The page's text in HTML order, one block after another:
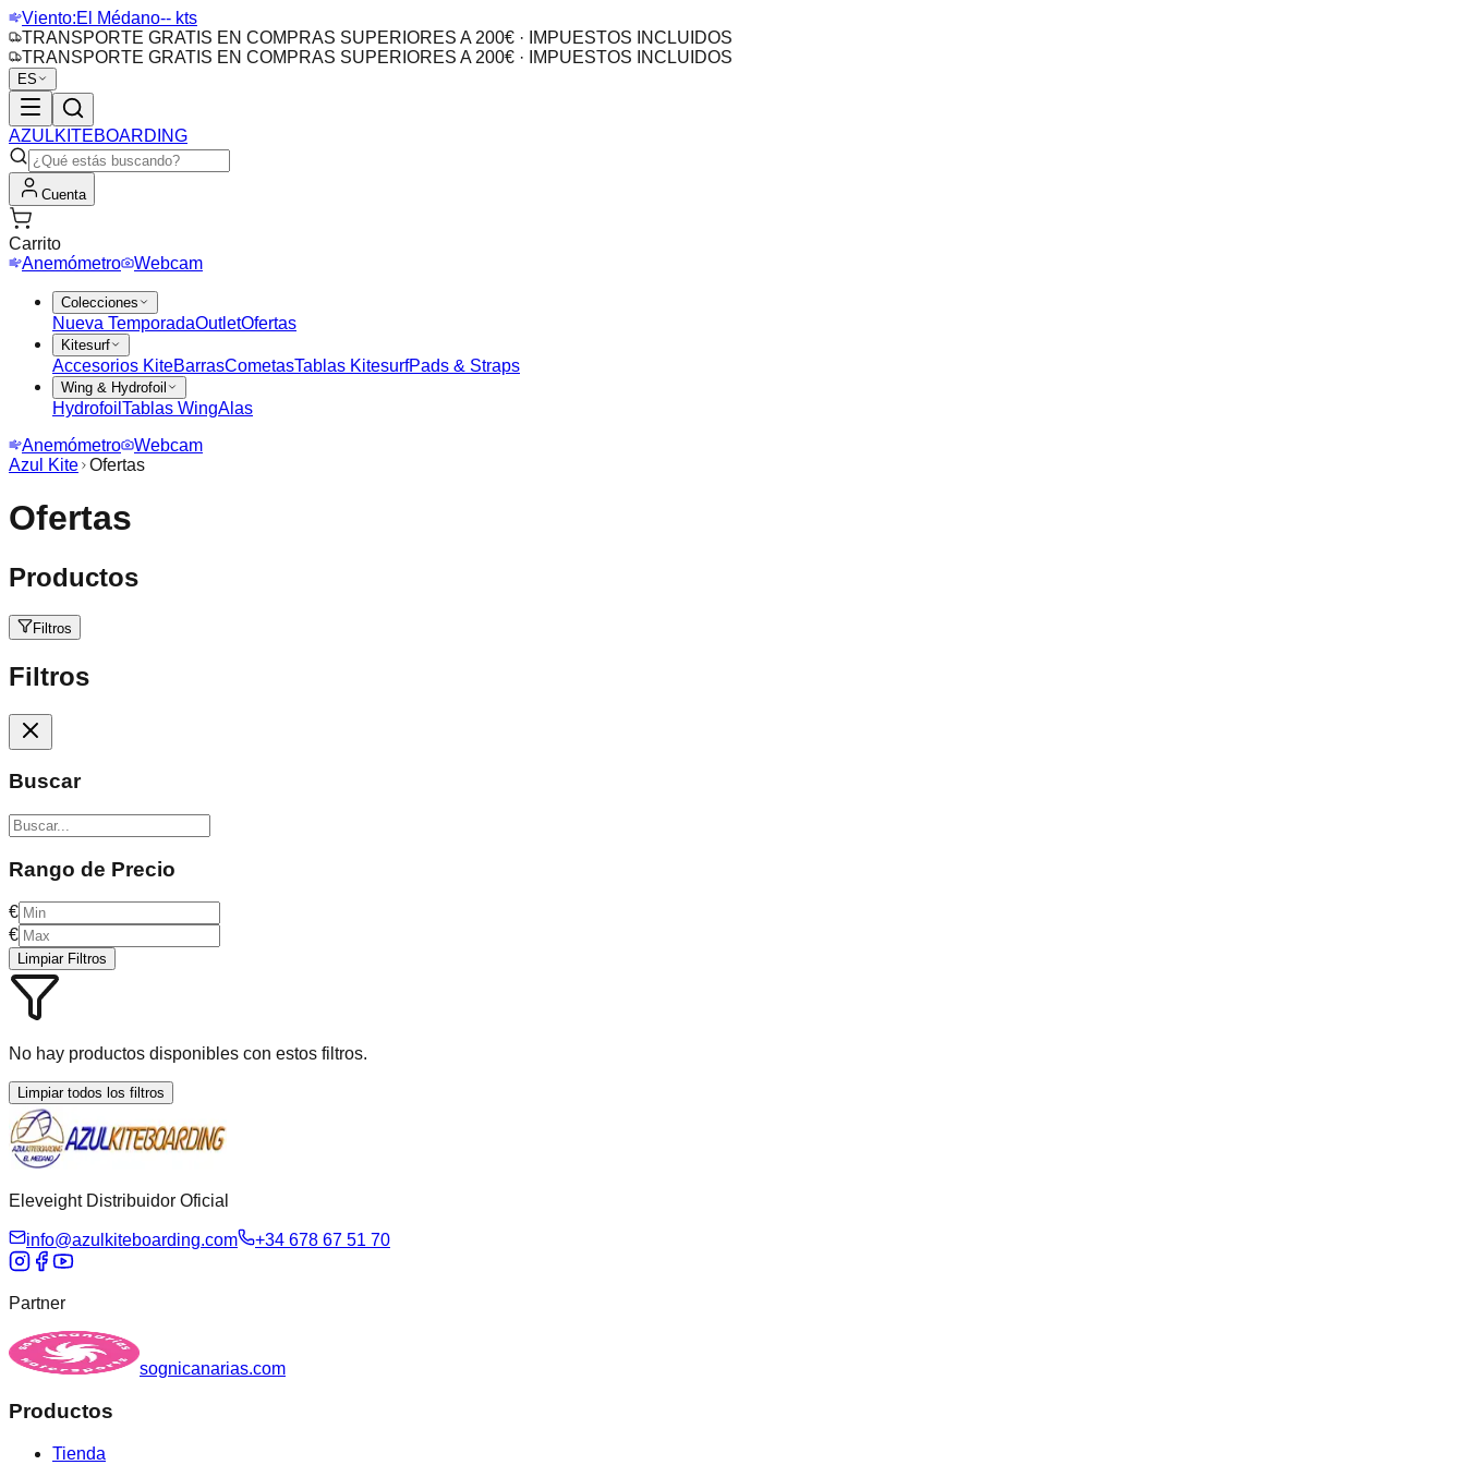
Viento:El Médano-- kts
TRANSPORTE GRATIS EN COMPRAS SUPERIORES A 200€ · IMPUESTOS INCLUIDOS
TRANSPORTE GRATIS EN COMPRAS SUPERIORES A 200€ · IMPUESTOS INCLUIDOS
ES
AZULKITEBOARDING
Cuenta
Carrito
Anemómetro
Webcam
Colecciones
Nueva TemporadaOutletOfertas
Kitesurf
Accesorios KiteBarrasCometasTablas KitesurfPads & Straps
Wing & Hydrofoil
Hydrofoil Tablas WingAlas
Anemómetro
Webcam
Azul Kite Ofertas
Ofertas
Productos
Filtros
Filtros
Buscar
Rango de Precio
€
€
Limpiar Filtros
No hay productos disponibles con estos filtros.
Limpiar todos los filtros
Eleveight Distribuidor Oficial
info@azulkiteboarding.com +34 678 67 51 70
Partner
sognicanarias.com
Productos
Tienda